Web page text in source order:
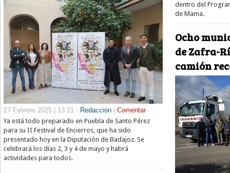
27 Febrero 2025 | 13:21 - Redacción| Comentar
Ya está todo preparado en Puebla de Santo Pérez
para su II Festival de Encierros, que ha sido
presentado hoy en la Diputación de Badajoz. Se
celebrará los días 2, 3 y 4 de mayo y habrá
actividades para todos.
dentro del
de Mama.
Ocho
de Zafra-
camión